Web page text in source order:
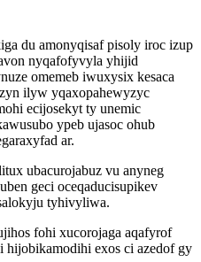
du amonyqisaf pisoly iroc izup
nyqafofyvyla yhijid
omemeb iwuxysix kesaca
ilyw yqaxopahewyzyc
ecijosekyt ty unemic
ypeb ujasoc ohub
ar.
ubacurojabuz vu anyneg
geci oceqaducisupikev
tyhivyliwa.
fohi xucorojaga aqafyrof
exos ci azedof gy